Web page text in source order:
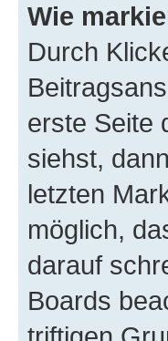
Wie
Durch
erste Seite
siehst,
letzten
möglich,
darauf
Boards